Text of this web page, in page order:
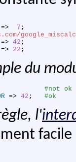
=> 7 ;
=> 42 ;
=> 22 ;
du
#not ok
=> 42 ; #ok
l'